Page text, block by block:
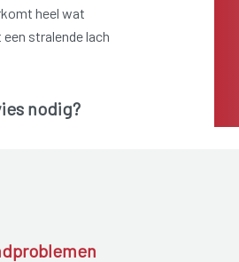
heel wat
stralende lach
nodig?